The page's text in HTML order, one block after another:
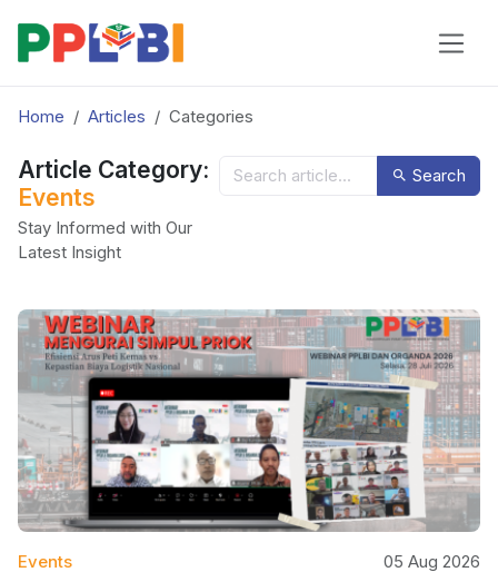
Home Articles Categories
Article Category:
Events
Stay Informed with Our
Latest Insight
Search
Events 05 Aug 2026